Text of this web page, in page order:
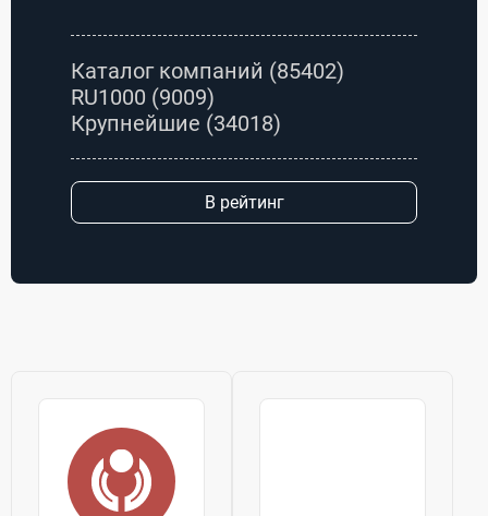
Каталог компаний (85402)
RU1000 (9009)
Крупнейшие (34018)
В рейтинг